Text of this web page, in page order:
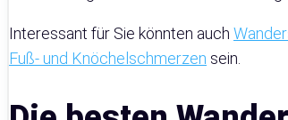
Interessant für Sie könnten auch
Fuß- und Knöchelschmerzen sein.